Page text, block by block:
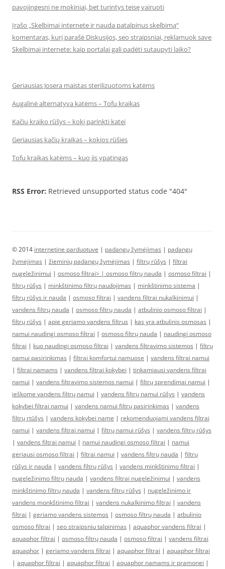
pavojingesni ne mokiniai, bet turintys teisę vairuoti
Įrašo „Skelbimai internete ir nauda patalpinus skelbimą“
komentaras, kurį parašė Diskusijos, seo straipsniai, reklamuok save
Skelbimai internete: kaip portalai gali padėti sutaupyti laiko?
Geriausias Josera maistas sterilizuotoms katėms
Augalinė alternatyva katėms – Tofu kraikas
Kačių kraiko rūšys – kokį parinkti katei
Geriausias kačių kraikas – kokios rūšies
Tofu kraikas katėms – kuo jis ypatingas
RSS Error: Retrieved unsupported status code "404"
© 2014 internetine parduotuve | padangų žymėjimas | padangų
žymėjimas | žieminių padangų žymėjimas | filtrų rūšys | filtrai
nugeležinimui | osmoso filtrai> | osmoso filtrų nauda | osmoso filtrai |
filtrų rūšys | minkštinimo filtrų naudojimas | minkštinimo sistema |
filtrų rūšys ir nauda | osmoso filtrai | vandens filtrai nukalkinimui |
vandens filtrų nauda | osmoso filtrų nauda | atbulinio osmoso filtrai |
filtrų rūšys | apie geriamo vandens filtrus | kas yra atbulinis osmosas |
namui naudingi osmoso filtrai | osmoso filtrų nauda | naudingi osmoso
filtrai | kuo naudingi osmoso filtrai | vandens filtravimo sistemos | filtrų
namui pasirinkimas | filtrai komfortui namuose | vandens filtrai namui
| filtrai namams | vandens filtrai kokybei | tinkamiausi vandens filtrai
namui | vandens filtravimo sistemos namui | filtrų sprendimai namui |
ieškome vandens filtrų namui | vandens filtrų namui rūšys | vandens
kokybei filtrai namui | vandens namui filtrų pasirinkimas | vandens
filtrų rtūšys | vandens kokybei name | rekomenduojami vandens filtrai
namui | vandens filtrai namui | filtrų namui rūšys | vandens filtrų rūšys
| vandens filtrai namui | namui naudingi osmoso filtrai | namui
geriausi osmoso filtrai | filtrai namui | vandens filtrų nauda | filtrų
rūšys ir nauda | vandens filtrų rūšys | vandens minkštinimo filtrai |
nugeležinimo filtrų nauda | vandens filtrai nugeležinimui | vandens
minkštinimo filtrų nauda | vandens filtrų rūšys | nugeležinimo ir
vandens monkštinimo filtrai | vandens nukalkinimo filtrai | vandens
filtrai | geriamo vandens sistemos | osmoso filtrų nauda | atbulinio
osmoso filtrai | seo straipsniu talpinimas | aquaphor vandens filtrai |
aquaphor filtrai | osmoso filtrų nauda | osmoso filtrai | vandens filtrai
aquaphor | geriamo vandens filtrai | aquaphor filtrai | aquaphor filtrai
| aquaphor filtrai | aquaphor filtrai | aquaphor namams ir pramonei |